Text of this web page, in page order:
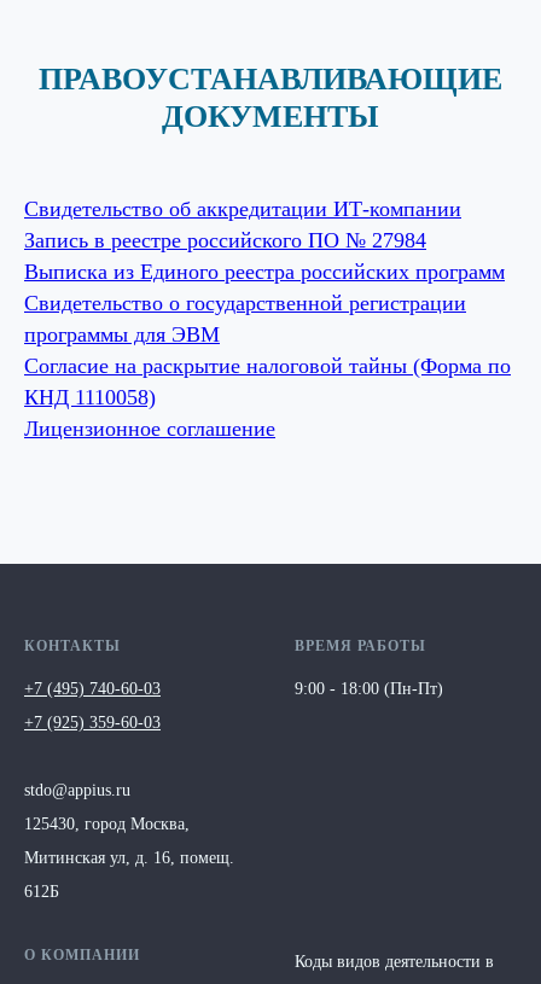
ПРАВОУСТАНАВЛИВАЮЩИЕ
ДОКУМЕНТЫ
Cвидетельство об аккредитации ИТ-компании
Запись в реестре российского ПО № 27984
Выписка из Единого реестра российских программ
Свидетельство о государственной регистрации
программы для ЭВМ
Согласие на раскрытие налоговой тайны (Форма по
КНД 1110058)
Лицензионное соглашение
КОНТАКТЫ
+7 (495) 740-60-03
+7 (925) 359-60-03
stdo@appius.ru
125430, город Москва,
Митинская ул, д. 16, помещ.
612Б
ВРЕМЯ РАБОТЫ
9:00 - 18:00 (Пн-Пт)
О КОМПАНИИ
Коды видов деятельности в